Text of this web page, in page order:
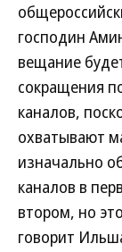
господин
вещание
сокращения
каналов,
охватывают
изначально
каналов в
втором, но
говорит